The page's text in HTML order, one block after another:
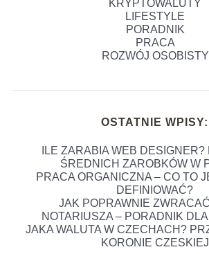
KRYPTOWALUTY
LIFESTYLE
PORADNIK
PRACA
ROZWÓJ OSOBISTY
OSTATNIE WPISY:
ILE ZARABIA WEB
ŚREDNICH ZAROBKÓW W
PRACA ORGANICZNA – CO TO
DEFINIOWAĆ?
JAK POPRAWNIE
NOTARIUSZA – PORADNIK
JAKA WALUTA W CZECHACH?
KORONIE CZESKIEJ